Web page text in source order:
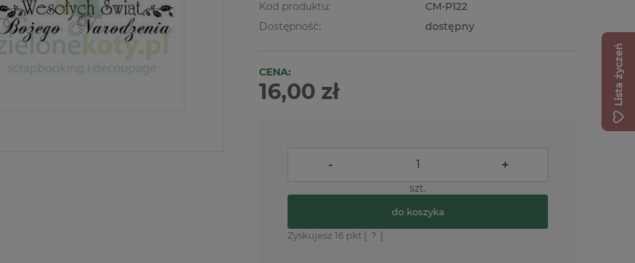
Kod produktu:
CM-P122
Dostępność:
dostępny
CENA:
16,00 zł
- +
szt.
do koszyka
Zyskujesz 16 pkt [ ? ]
Lista życzeń